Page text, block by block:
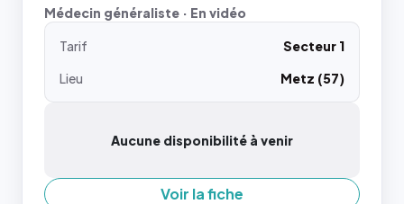
Médecin généraliste · En vidéo
Tarif
Secteur 1
Lieu
Metz (57)
Aucune disponibilité à venir
Voir la fiche